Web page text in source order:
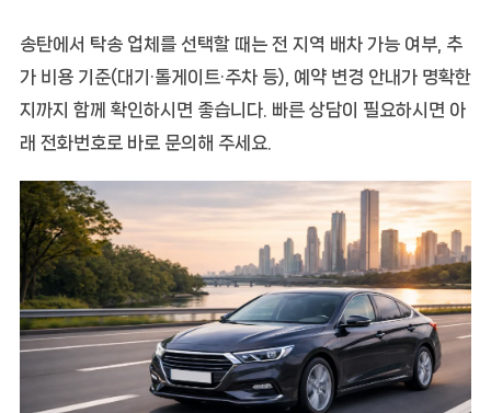
송탄에서 탁송 업체를 선택할 때는 전 지역 배차 가능 여부, 추
가 비용 기준(대기·톨게이트·주차 등) 예약 변경 안내 가 명확한
지까지 함께 확인하시면 좋습니다. 빠른 상담이 필요하시면 아
래 전화번호로 바로 문의해 주세요.